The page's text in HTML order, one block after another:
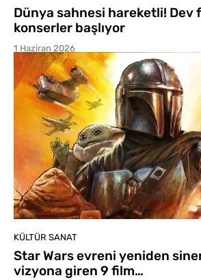
Dünya sahnesi hareketli! Dev
konserler başlıyor
1 Haziran 2026
KÜLTÜR SANAT
Star Wars evreni yeniden
vizyona giren 9 film…